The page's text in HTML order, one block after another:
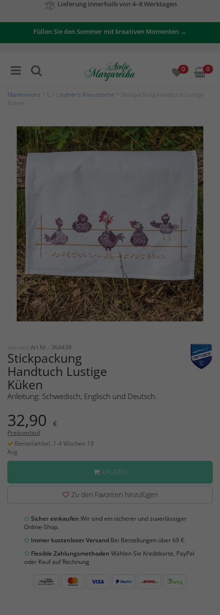
Füllen Sie den Sommer mit kreativen Momenten →
0 0
Markenware L Lindner's Kreuzstiche > Stickpackung Handtuch Lustige
Küken
Vervaco Art.Nr.: 364438
Stickpackung
Handtuch Lustige
Küken
Anleitung: Schwedisch, Englisch und Deutsch.
32,90 €
Preisverlauf
Bestellartikel, 1-4 Wochen 19
Aug
KAUFEN
Zu den Favoriten hinzufügen
Sicher einkaufen Wir sind ein sicherer und zuverlässiger
Online-Shop.
Immer kostenloser Versand Bei Bestellungen über 69 €.
Flexible Zahlungsmethoden Wählen Sie Kreditkarte, PayPal
oder Kauf auf Rechnung